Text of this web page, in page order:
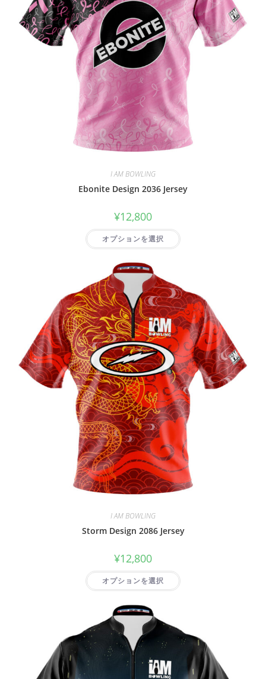
I AM BOWLING
Ebonite Design 2036 Jersey
¥12,800
オプションを選択
I AM BOWLING
Storm Design 2086 Jersey
¥12,800
オプションを選択